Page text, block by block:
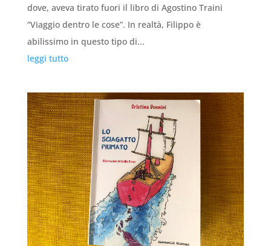
dove, aveva tirato fuori il libro di Agostino Traini
“Viaggio dentro le cose”. In realtà, Filippo è
abilissimo in questo tipo di...
leggi tutto